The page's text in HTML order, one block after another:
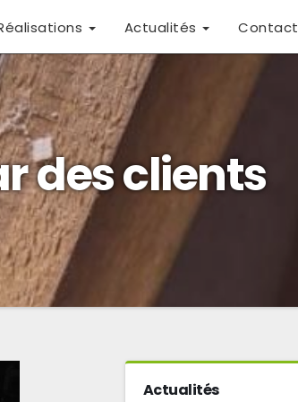
Actualités Contact
des clients
Actualités